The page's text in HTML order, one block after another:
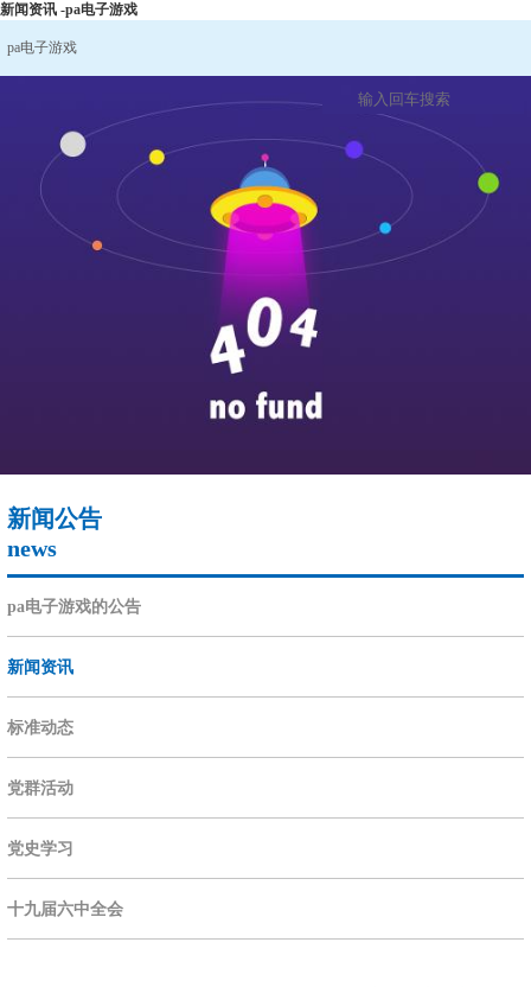
新闻资讯 -pa电子游戏
pa电子游戏
新闻公告
news
pa电子游戏的公告
新闻资讯
标准动态
党群活动
党史学习
十九届六中全会